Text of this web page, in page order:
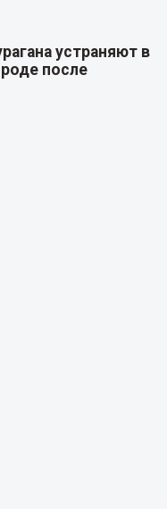
устраняют в
после